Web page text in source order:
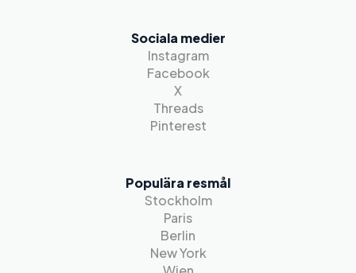
Sociala medier
Instagram
Facebook
X
Threads
Pinterest
Populära resmål
Stockholm
Paris
Berlin
New York